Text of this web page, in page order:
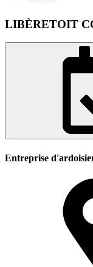
LIBÈRETOIT
Entreprise